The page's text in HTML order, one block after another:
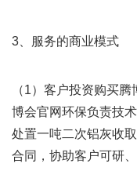
3、服务的商业模式
（1）客户投资购买腾博
博会官网环保负责
处置一吨二次铝灰收
合同，协助客户可研